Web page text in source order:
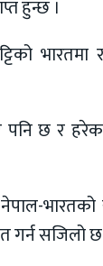
हुन्छ ।
पनि छ र हरेक
गर्न सजिलो छ